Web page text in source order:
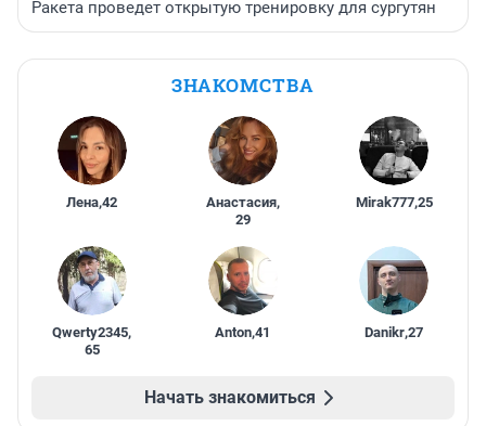
Ракета проведет открытую тренировку для сургутян
ЗНАКОМСТВА
Лена,42 Анастасия,
29
Mirak777,25
Qwerty2345,
65
Anton,41 Danikr,27
Начать знакомиться